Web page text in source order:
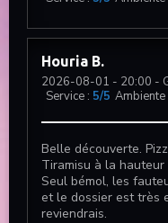
Houria B
2026-08-01 - 20:00 -
Service : 5/5 Ambiente
Belle découverte.
Tiramisu à la
Seul bémol, les
et le dossier est très
reviendrais.